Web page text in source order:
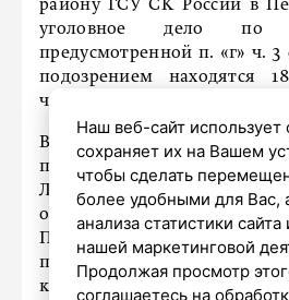
району ГСУ СК России в
уголовное дело по
предусмотренной п. «г» ч.
подозрением находятся
человек и
В ходе следствия
подозреваемые, находясь в
Ленинском
оставленную на банкомате
После этого они
платежных операций с
карты в различных
Наш веб-сайт
сохраняет их на Вашем
чтобы сделать
более удобными для Вас,
анализа статистики
нашей маркетинговой
Продолжая просмотр
соглашаетесь на